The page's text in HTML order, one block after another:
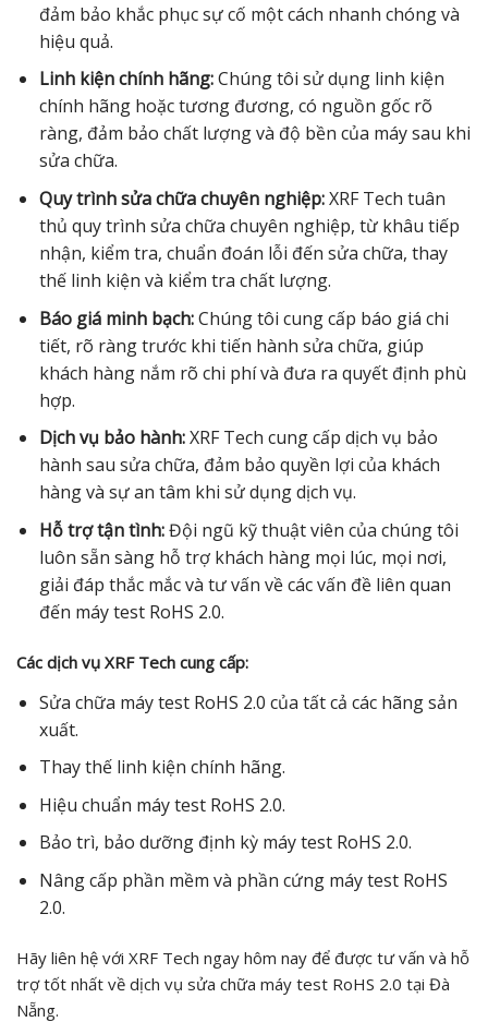
đảm bảo khắc phục sự cố một cách nhanh chóng và
hiệu quả.
Linh kiện chính hãng:Chúng tôi sử dụng linh kiện
chính hãng hoặc tương đương, có nguồn gốc rõ
ràng, đảm bảo chất lượng và độ bền của máy sau khi
sửa chữa.
Quy trình sửa chữa chuyên nghiệp:XRF Tech tuân
thủ quy trình sửa chữa chuyên nghiệp, từ khâu tiếp
nhận, kiểm tra, chuẩn đoán lỗi đến sửa chữa, thay
thế linh kiện và kiểm tra chất lượng.
Báo giá minh bạch:Chúng tôi cung cấp báo giá chi
tiết, rõ ràng trước khi tiến hành sửa chữa, giúp
khách hàng nắm rõ chi phí và đưa ra quyết định phù
hợp.
Dịch vụ bảo hành:XRF Tech cung cấp dịch vụ bảo
hành sau sửa chữa, đảm bảo quyền lợi của khách
hàng và sự an tâm khi sử dụng dịch vụ.
Hỗ trợ tận tình:Đội ngũ kỹ thuật viên của chúng tôi
luôn sẵn sàng hỗ trợ khách hàng mọi lúc, mọi nơi,
giải đáp thắc mắc và tư vấn về các vấn đề liên quan
đến máy test RoHS 2.0.
Các dịch vụ XRF Tech cung cấp:
Sửa chữa máy test RoHS 2.0 của tất cả các hãng sản
xuất.
Thay thế linh kiện chính hãng.
Hiệu chuẩn máy test RoHS 2.0.
Bảo trì, bảo dưỡng định kỳ máy test RoHS 2.0.
Nâng cấp phần mềm và phần cứng máy test RoHS
2.0.
Hãy liên hệ với XRF Tech ngay hôm nay để được tư vấn và hỗ
trợ tốt nhất về dịch vụ sửa chữa máy test RoHS 2.0 tại Đà
Nẵng.